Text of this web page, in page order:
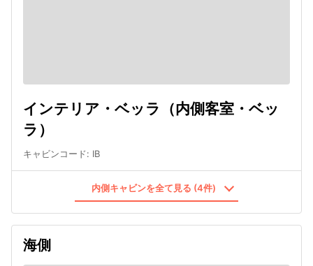
インテリア・ベッラ（内側客室・ベッ
ラ）
キャビンコード: IB
内側キャビンを全て見る (4件)
海側